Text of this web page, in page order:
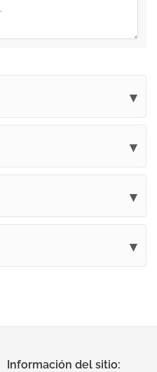
Información del sitio: